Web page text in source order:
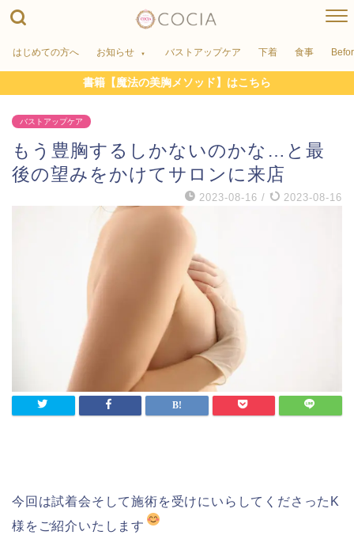
はじめての方へ お知らせ バストアップケア 下着 食事
書籍【魔法の美胸メソッド】はこちら
バストアップケア
もう豊胸するしかないのかな…と最
後の望みをかけてサロンに来店
2023-08-16 / 2023-08-16
今回は試着会そして施術を受けにいらしてくださったK
様をご紹介いたします